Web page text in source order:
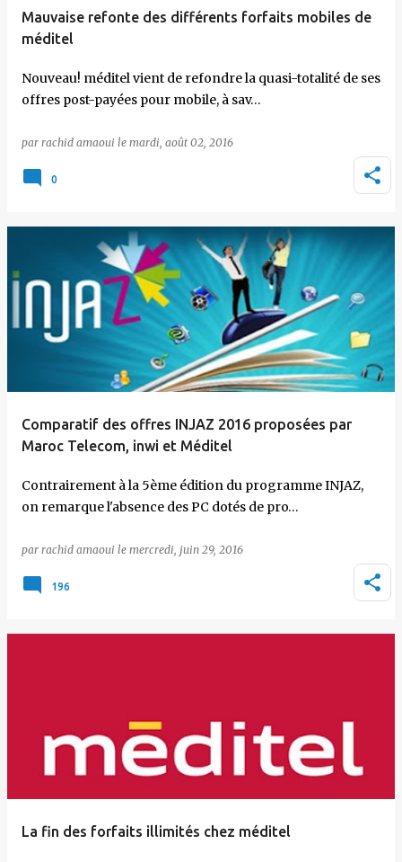
Mauvaise refonte des différents forfaits mobiles de
méditel
Nouveau! méditel vient de refondre la quasi-totalité de ses
offres post-payées pour mobile, à sav…
par rachid amaoui le mardi, août 02, 2016
0
Comparatif des offres INJAZ 2016 proposées par
Maroc Telecom, inwi et Méditel
Contrairement à la 5ème édition du programme INJAZ,
on remarque l'absence des PC dotés de pro…
par rachid amaoui le mercredi, juin 29, 2016
196
La fin des forfaits illimités chez méditel